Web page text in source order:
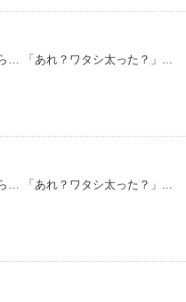
… 「あれ？ワタシ太った？」...
… 「あれ？ワタシ太った？」...